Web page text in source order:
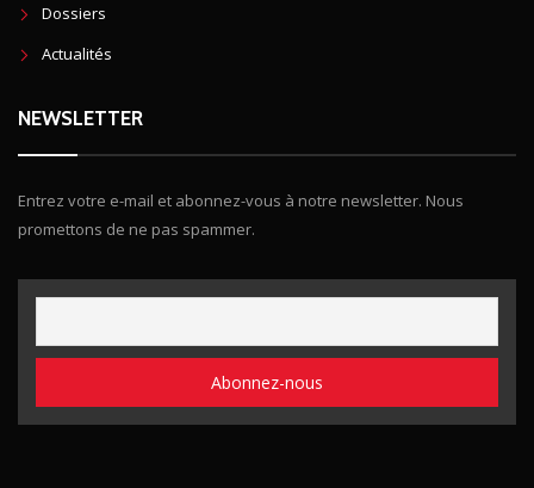
Dossiers
Actualités
NEWSLETTER
Entrez votre e-mail et abonnez-vous à notre newsletter. Nous
promettons de ne pas spammer.